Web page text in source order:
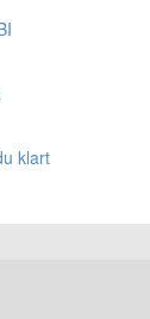
klart